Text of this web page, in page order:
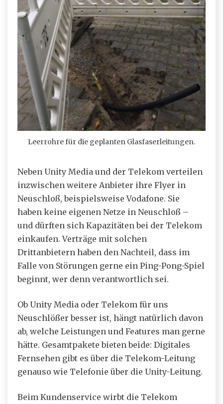
Leerrohre für die geplanten Glasfaserleitungen.
Neben Unity Media und der Telekom verteilen
inzwischen weitere Anbieter ihre Flyer in
Neuschloß, beispielsweise Vodafone. Sie
haben keine eigenen Netze in Neuschloß –
und dürften sich Kapazitäten bei der Telekom
einkaufen. Verträge mit solchen
Drittanbietern haben den Nachteil, dass im
Falle von Störungen gerne ein Ping-Pong-Spiel
beginnt, wer denn verantwortlich sei.
Ob Unity Media oder Telekom für uns
Neuschlößer besser ist, hängt natürlich davon
ab, welche Leistungen und Features man gerne
hätte. Gesamtpakete bieten beide: Digitales
Fernsehen gibt es über die Telekom-Leitung
genauso wie Telefonie über die Unity-Leitung.
Beim Kundenservice wirbt die Telekom